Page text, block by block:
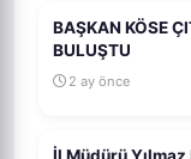
BAŞKAN KÖSE
BULUŞTU
2 ay önce